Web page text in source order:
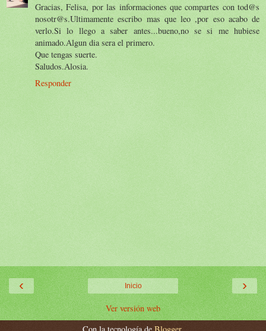
Gracias, Felisa, por las informaciones que compartes con tod@s
nosotr@s.Ultimamente escribo mas que leo ,por eso acabo de
verlo.Si lo llego a saber antes...bueno,no se si me hubiese
animado.Algun dia sera el primero.
Que tengas suerte.
Saludos.Alosia.
Responder
‹ ›
Inicio
Ver versión web